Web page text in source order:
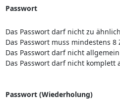
Passwort
Das Passwort darf nicht zu
Das Passwort muss mindestens
Das Passwort darf nicht
Das Passwort darf nicht komplett
Passwort (Wiederholung)